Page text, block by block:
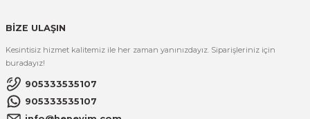
BİZE ULAŞIN
Kesintisiz hizmet kalitemiz ile her zaman yanınızdayız. Siparişleriniz için
buradayız!
905333535107
905333535107